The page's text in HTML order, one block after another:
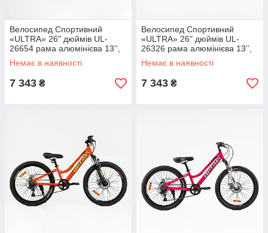
Велосипед Спортивний
«ULTRA» 26" дюймів UL-
26654 рама алюмінієва 13’’,
обладнання Shimano 21
швидкість, зібраний на 75%
Немає в наявності
7 343 ₴
Велосипед Спортивний
«ULTRA» 26" дюймів UL-
26326 рама алюмінієва 13’’,
обладнання Shimano 21
швидкість, зібраний на 75%
Немає в наявності
7 343 ₴